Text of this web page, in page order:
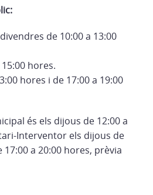
de 10:00 a 13:00
hores.
hores i de 17:00 a 19:00
és els dijous de 12:00 a
Interventor els dijous de
17:00 a 20:00 hores, prèvia